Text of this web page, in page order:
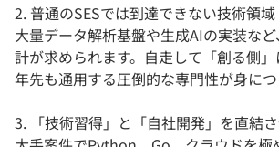
2. 普通のSESでは到達できない技術領域
大量データ解析基盤や生成AIの実装な
計が求められます。自走して「創る側
年先も通用する圧倒的な専門性が身につ
3. 「技術習得」と「自社開発」を直結